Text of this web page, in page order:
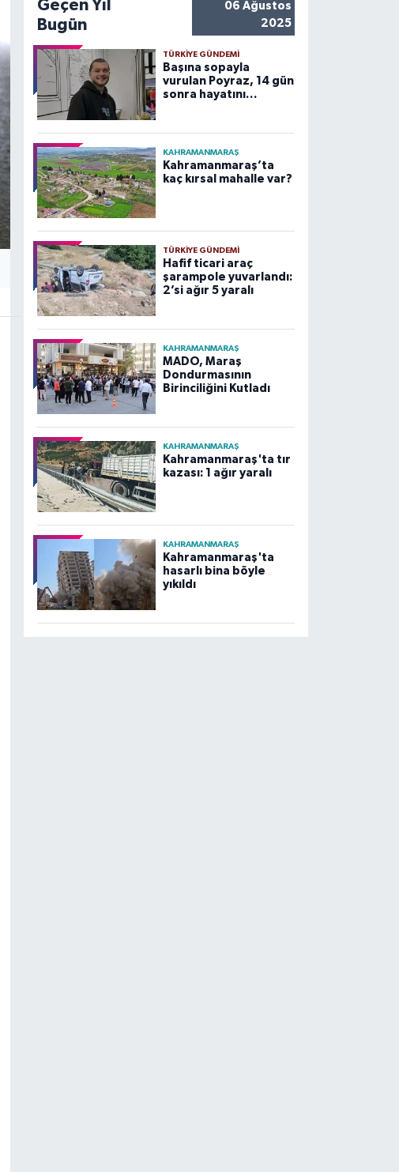
Geçen Yıl
Bugün
06 Ağustos
2025
TÜRKIYE GÜNDEMI
Başına sopayla
vurulan Poyraz, 14 gün
sonra hayatını
KAHRAMANMARAŞ
Kahramanmaraş’ta
kaç kırsal mahalle var?
TÜRKIYE GÜNDEMI
Hafif ticari araç
şarampole yuvarlandı:
2’si ağır 5 yaralı
KAHRAMANMARAŞ
MADO, Maraş
Dondurmasının
Birinciliğini Kutladı
KAHRAMANMARAŞ
Kahramanmaraş'ta tır
kazası: 1 ağır yaralı
KAHRAMANMARAŞ
Kahramanmaraş'ta
hasarlı bina böyle
yıkıldı